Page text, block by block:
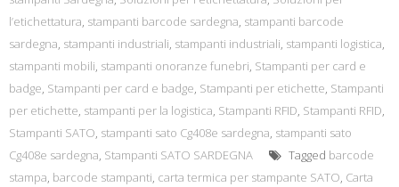
l’etichettatura, stampanti barcode sardegna, stampanti barcode
sardegna, stampanti industriali, stampanti industriali, stampanti logistica,
stampanti mobili, stampanti onoranze funebri, Stampanti per card e
badge, Stampanti per card e badge, Stampanti per etichette, Stampanti
per etichette, stampanti per la logistica, Stampanti RFID, Stampanti RFID,
Stampanti SATO, stampanti sato Cg408e sardegna, stampanti sato
Cg408e sardegna, Stampanti SATO SARDEGNA Tagged barcode
stampa, barcode stampanti, carta termica per stampante SATO, Carta